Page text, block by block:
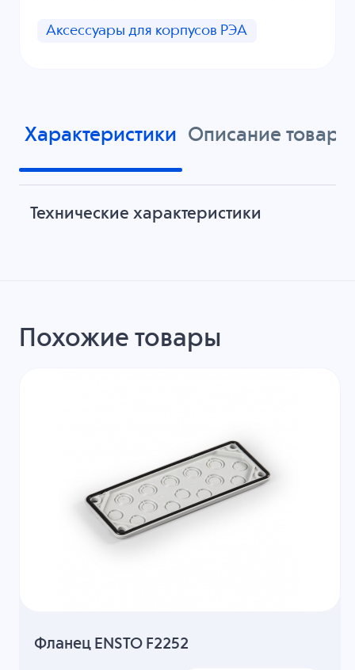
Аксессуары для корпусов РЭА
Характеристики Описание товара
Технические характеристики
Похожие товары
Фланец ENSTO F2252